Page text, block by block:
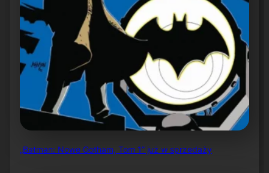
„Batman: Nowe Gotham, Tom 1” już w sprzedaży